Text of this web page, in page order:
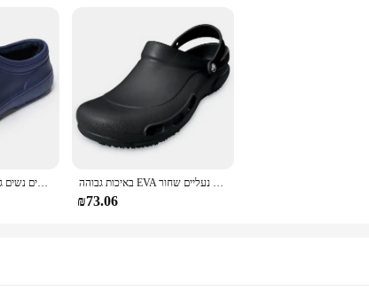
2024 חורף קטיפה נעלי שף חמות נעלי שף חמות לגברים נשים גומי רך מאוד מאוד באיכות גבוהה EVA גברים שף נעלי החלקה עמיד למים שמן הוכחה מלון מטבח עבודה נעלי גברים כפכפים גן בטיחות נעליים שחור
₪73.06